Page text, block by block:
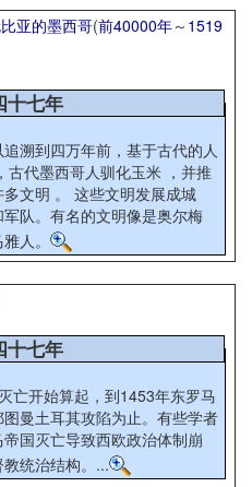
亚的墨西哥(前40000年～ 1519
十七年
溯到四万年前，基于古代的人
文明 。 这些文明发展成城
队。有名的文明像是奥尔梅
雅人。
十七年
亡开始算起，到1453年东罗马
曼土耳其攻陷为止。有些学者
国灭亡导致西欧政治体制崩
统治结构。...